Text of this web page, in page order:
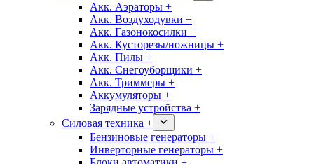
Акк. Аэраторы +
Акк. Воздуходувки +
Акк. Газонокосилки +
Акк. Кусторезы/ножницы +
Акк. Пилы +
Акк. Снегоуборщики +
Акк. Триммеры +
Аккумуляторы +
Зарядные устройства +
Силовая техника +
Бензиновые генераторы +
Инверторные генераторы +